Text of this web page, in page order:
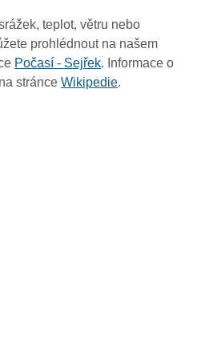
teplot, větru nebo
prohlédnout na našem
Počasí - Sejřek. Informace o
stránce Wikipedie.